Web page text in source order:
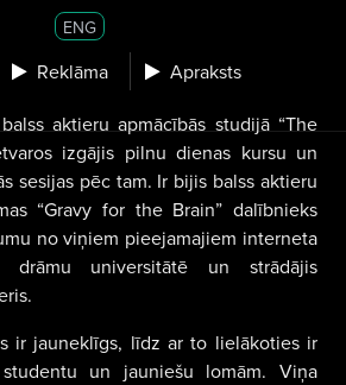
ENG
Reklāma Apraksts
aktieru apmācībās studijā “The
izgājis pilnu dienas kursu un
sesijas pēc tam. Ir bijis balss aktieru
“Gravy for the Brain” dalībnieks
no viņiem pieejamajiem interneta
drāmu universitātē un strādājis
ir jauneklīgs, līdz ar to lielākoties ir
un jauniešu lomām. Viņa